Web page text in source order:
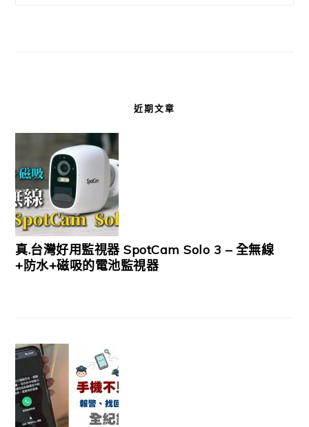
近期文章
真.台灣好用監視器 SpotCam Solo 3 – 全無線
+防水+磁吸的電池監視器